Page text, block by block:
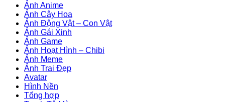
Ảnh Anime
Ảnh Cây Hoa
Ảnh Động Vật – Con Vật
Ảnh Gái Xinh
Ảnh Game
Ảnh Hoạt Hình – Chibi
Ảnh Meme
Ảnh Trai Đẹp
Avatar
Hình Nền
Tổng hợp